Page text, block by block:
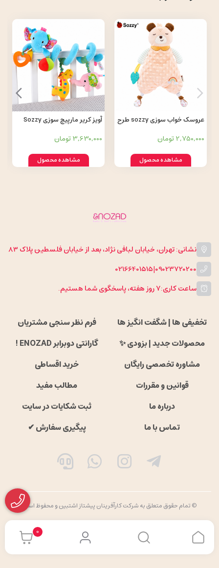
0
عروسک خواب سوزی sozzy طرح
2,750,000 تومان
مشاهده محصول
آویز کریر مارپیچ سوزی Sozzy
3,630,000 تومان
مشاهده محصول
نشانی: تهران، خیابان لبافی نژاد، بعد از خیابان فلسطین پلاک 83
09023720200
|
02166401515
ساعت کاری:۷ روز هفته، پاسخگوی شما هستیم.
تخفیفی ها | شگفت انگیز ها
فرم نظر سنجی مشتریان
محصولات جدید | بزودی ✨
گارانتی دوبرابر ENOZAD !
مشاوره تخصصی رایگان
خرید اقساطی
قوانین و مقررات
مطالب مفید
درباره ما
ثبت شکایات در سایت
تماس با ما
پیگیری سفارش ✔
© تمام حقوق متعلق به شرکت کارآفرینان پیشتاز اشتبین و محفوظ است